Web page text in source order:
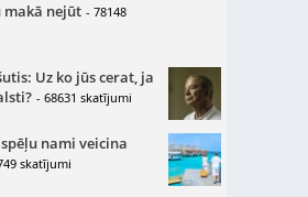
makā nejūt - 78148
Uz ko jūs cerat, ja
- 68631 skatījumi
nami veicina
skatījumi